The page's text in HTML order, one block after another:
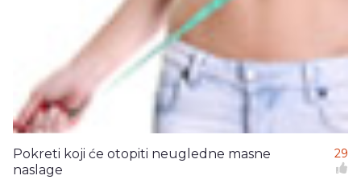
Pokreti koji će otopiti neugledne masne
naslage
29